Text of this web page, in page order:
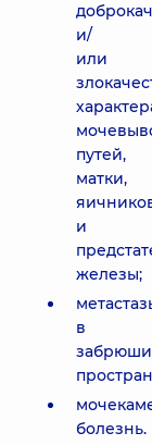
и/
или
путей,
матки,
и
железы;
в
болезнь.